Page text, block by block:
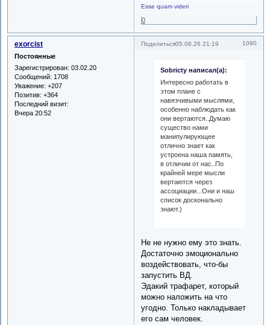
Esse quam videri
0
Поделиться 1090
05.06.26 21:19
exorcist
Постоянные
Зарегистрирован: 03.02.20
Сообщений: 1708
Уважение: +207
Позитив: +364
Последний визит:
Вчера 20:52
Sobricty написал(а):
Интересно работать в
этом плане с
навязчивыми мыслями,
особенно наблюдать как
они вертаются..Думаю
существо нами
манипулирующее
отлично знает как
устроена наша память,
в отличии от нас..По
крайней мере мысли
вертаются через
ассоциации...Они и наш
список досконально
знают.)
Не не нужно ему это знать.
Достаточно эмоционально
воздействовать, что-бы
запустить ВД.
Эдакий трафарет, который
можно наложить на что
угодно. Только накладывает
его сам человек.